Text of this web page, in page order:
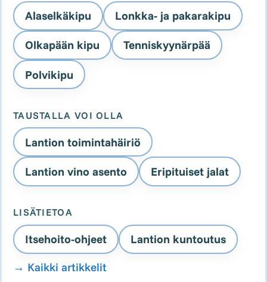
Alaselkäkipu
Lonkka- ja pakarakipu
Olkapään kipu Tenniskyynärpää
Polvikipu
TAUSTALLA VOI OLLA
Lantion toimintahäiriö
Lantion vino asento Eripituiset jalat
LISÄTIETOA
Itsehoito-ohjeet
Lantion kuntoutus
→ Kaikki artikkelit